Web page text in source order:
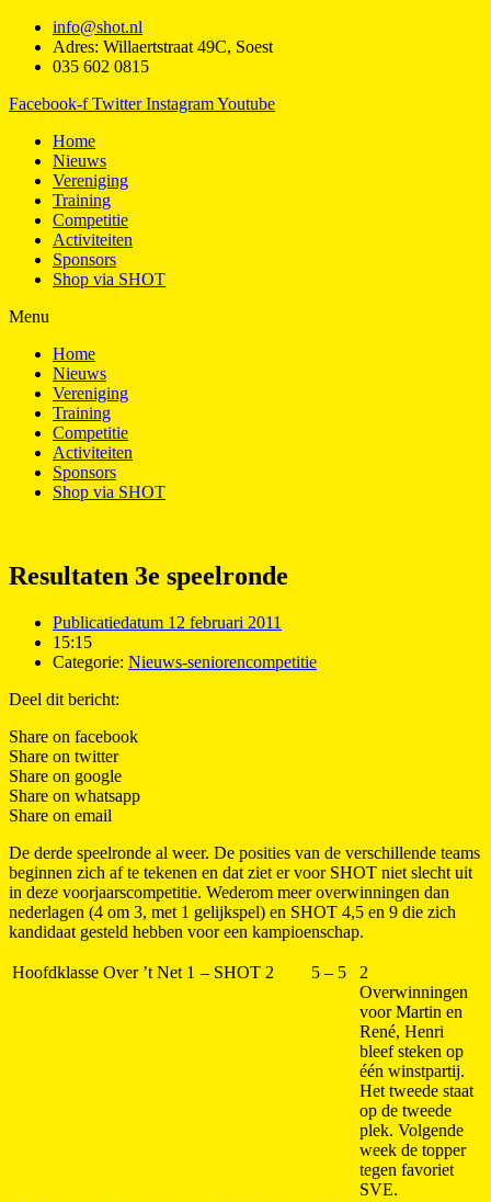
info@shot.nl
Adres: Willaertstraat 49C, Soest
035 602 0815
Facebook-f Twitter InstagramYoutube
Home
Nieuws
Vereniging
Training
Competitie
Activiteiten
Sponsors
Shop via SHOT
Menu
Home
Nieuws
Vereniging
Training
Competitie
Activiteiten
Sponsors
Shop via SHOT
Resultaten 3e speelronde
Publicatiedatum 12 februari 2011
15:15
Categorie: Nieuws-seniorencompetitie
Deel dit bericht:
Share on facebook
Share on twitter
Share on google
Share on whatsapp
Share on email
De derde speelronde al weer. De posities van de verschillende teams
beginnen zich af te tekenen en dat ziet er voor SHOT niet slecht uit
in deze voorjaarscompetitie. Wederom meer overwinningen dan
nederlagen (4 om 3, met 1 gelijkspel) en SHOT 4,5 en 9 die zich
kandidaat gesteld hebben voor een kampioenschap.
Hoofdklasse Over ’t Net 1 – SHOT 2 5 – 5
2
Overwinningen
voor Martin en
René, Henri
bleef steken op
één winstpartij.
Het tweede staat
op de tweede
plek. Volgende
week de topper
tegen favoriet
SVE.